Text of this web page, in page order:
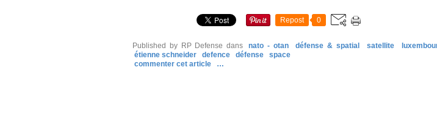
Repost 0
Published by RP Defense dans nato - otan défense & spatial satellite
étienne schneider
defence défense
space
commenter cet article
…